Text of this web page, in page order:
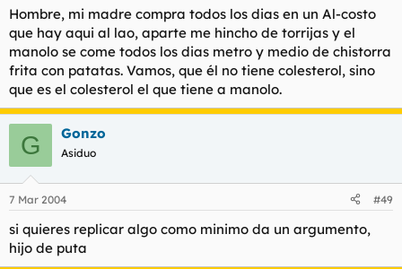
Hombre, mi madre compra todos los dias en un Al-costo
que hay aqui al lao, aparte me hincho de torrijas y el
manolo se come todos los dias metro y medio de chistorra
frita con patatas. Vamos, que él no tiene colesterol, sino
que es el colesterol el que tiene a manolo.
G Gonzo
Asiduo
7 Mar 2004 #49
si quieres replicar algo como minimo da un argumento,
hijo de puta